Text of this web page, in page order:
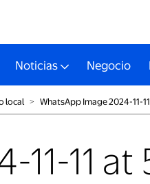
Noticias Negocio
local ˃ WhatsApp Image 2024-11-
11 at